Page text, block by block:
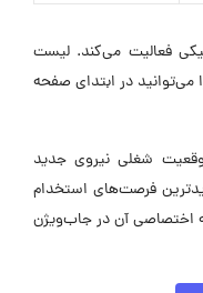
فعالیت می‌کند. لیست
در ابتدای صفحه
در حال حاضر در ۶ موقعیت شغلی نیروی جدید
فرصت‌های استخدام
اختصاصی آن در جاب‌ویژن